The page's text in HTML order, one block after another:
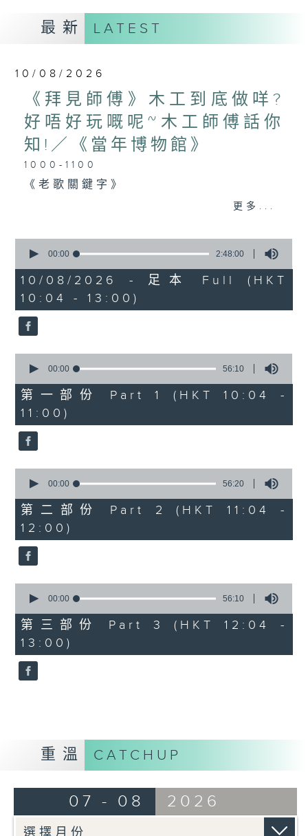
主持：Harry哥哥、周綺玲、鄧添樂、黎茜姸
編導：周綺玲、鄧添樂
監製：梁學曦
台電視同步直播！
最新 LATEST
10/08/2026
《拜見師傅》木工到底做咩?
好唔好玩嘅呢~木工師傅話你
知!／《當年博物館》
1000-1100
《老歌關鍵字》
《拜見師傅》
嘉賓：翁泳恩(木工藝術家)
《極速15秒》
1200-1300
更多...
seconds
2
hours,
48
minutes,
0
seconds
00:00 2:48:00
10/08/2026 - 足本 Full (HKT
10:04 - 13:00)
seconds
56
minutes,
10
seconds
00:00 56:10
第一部份 Part 1 (HKT 10:04 -
11:00)
seconds
56
minutes,
20
seconds
00:00 56:20
第二部份 Part 2 (HKT 11:04 -
12:00)
seconds
56
minutes,
10
seconds
00:00 56:10
第三部份 Part 3 (HKT 12:04 -
13:00)
重溫 CATCHUP
07 - 08 2026